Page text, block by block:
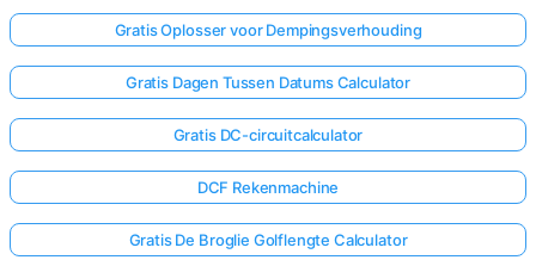
Gratis Oplosser voor Dempingsverhouding
Gratis Dagen Tussen Datums Calculator
Gratis DC-circuitcalculator
DCF Rekenmachine
Gratis De Broglie Golflengte Calculator